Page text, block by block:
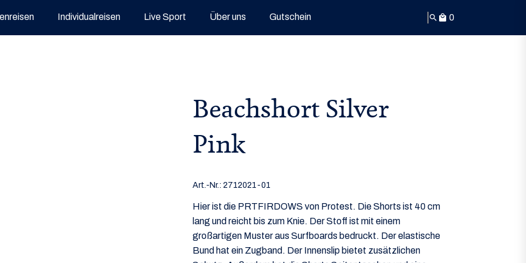
Individualreisen Live Sport Über uns Gutschein search local_mall 0
Beachshort Silver
Pink
Hier ist die PRTFIRDOWS von Protest. Die Shorts ist 40 cm
lang und reicht bis zum Knie. Der Stoff ist mit einem
großartigen Muster aus Surfboards bedruckt. Der elastische
Bund hat ein Zugband. Der Innenslip bietet zusätzlichen
Art.-Nr.: 2712021-01